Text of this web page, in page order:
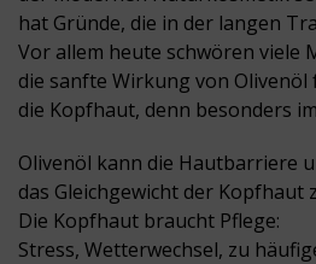
hat Gründe, die in der langen
Vor allem heute schwören viele
die sanfte Wirkung von Olivenöl
die Kopfhaut, denn besonders
Olivenöl kann die Hautbarriere
das Gleichgewicht der Kopfhaut
Die Kopfhaut braucht Pflege:
Stress, Wetterwechsel, zu